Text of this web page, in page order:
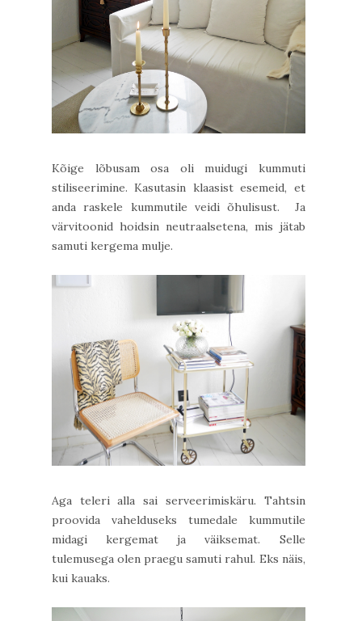
Kõige lõbusam osa oli muidugi kummuti
stiliseerimine. Kasutasin klaasist esemeid, et
anda raskele kummutile veidi õhulisust. Ja
värvitoonid hoidsin neutraalsetena, mis jätab
samuti kergema mulje.
Aga teleri alla sai serveerimiskäru. Tahtsin
proovida vahelduseks tumedale kummutile
midagi kergemat ja väiksemat. Selle
tulemusega olen praegu samuti rahul. Eks näis,
kui kauaks.